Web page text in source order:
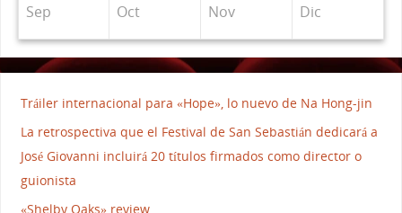
Sep Oct Nov Dic
Tráiler internacional para «Hope», lo nuevo de Na Hong-jin
La retrospectiva que el Festival de San Sebastián dedicará a
José Giovanni incluirá 20 títulos firmados como director o
guionista
«Shelby Oaks» review